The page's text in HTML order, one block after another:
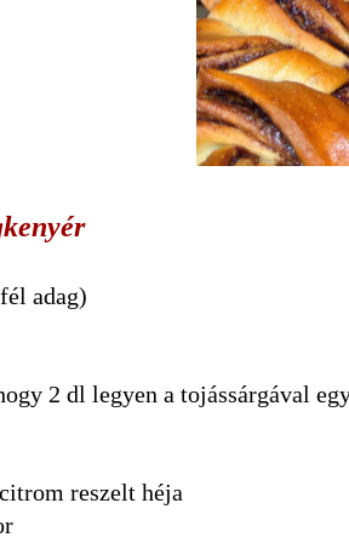
adag)
2 dl legyen a tojássárgával
reszelt héja